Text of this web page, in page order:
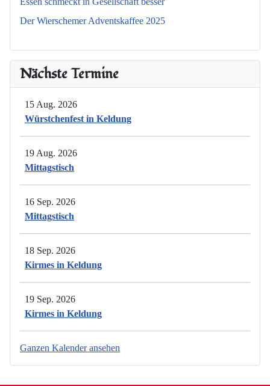
Der Wierschemer Adventskaffee 2025
Nächste Termine
15 Aug. 2026
Würstchenfest in Keldung
19 Aug. 2026
Mittagstisch
16 Sep. 2026
Mittagstisch
18 Sep. 2026
Kirmes in Keldung
19 Sep. 2026
Kirmes in Keldung
Ganzen Kalender ansehen